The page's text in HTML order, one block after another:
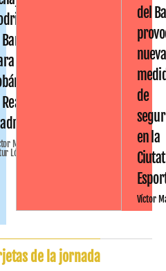
por
Malo
López
del
de
en la
Ciutat
Víctor
de la jornada